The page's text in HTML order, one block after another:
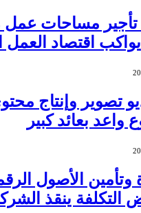
مساحات
اقتصاد العمل
تصوير وإنتاج
واعد بعائد كبير
وتأمين الأصول
التكلفة ينقذ